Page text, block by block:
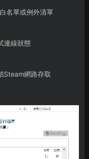
名單或例外清單
連線狀態
Steam網路存取